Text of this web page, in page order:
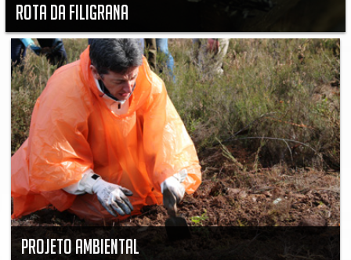
Rota da Filigrana
PROJETO AMBIENTAL